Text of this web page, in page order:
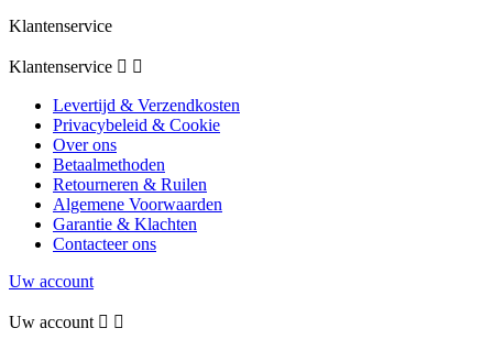
Klantenservice
Klantenservice  
Levertijd & Verzendkosten
Privacybeleid & Cookie
Over ons
Betaalmethoden
Retourneren & Ruilen
Algemene Voorwaarden
Garantie & Klachten
Contacteer ons
Uw account
Uw account  